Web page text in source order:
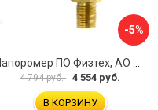
-5%
4 794 руб. 4 554 руб.
В КОРЗИНУ